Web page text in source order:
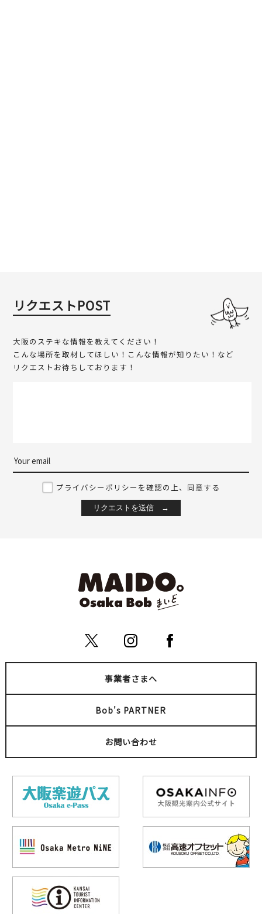
リクエストPOST
大阪のステキな情報を教えてください！
こんな場所を取材してほしい！こんな情報が知りたい！など
リクエストお待ちしております！
プライバシーポリシーを確認の上、同意する
事業者さまへ
Bob's PARTNER
お問い合わせ